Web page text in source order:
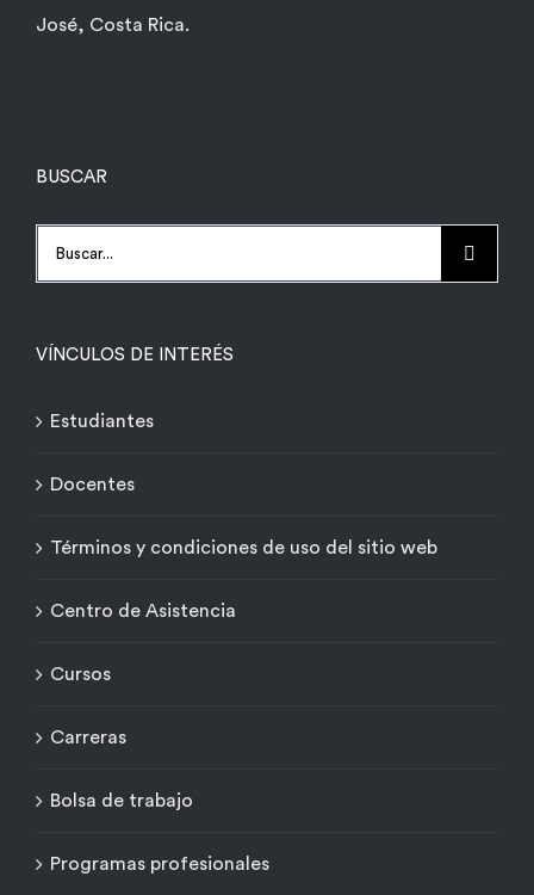
José, Costa Rica.
BUSCAR
Buscar:
VÍNCULOS DE INTERÉS
Estudiantes
Docentes
Términos y condiciones de uso del sitio web
Centro de Asistencia
Cursos
Carreras
Bolsa de trabajo
Programas profesionales